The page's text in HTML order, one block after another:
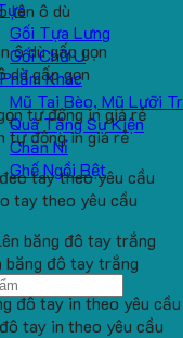
Gối Tựa Lưng
Gối Chữ U
Khác
Mũ Tai Bèo, Mũ Lưỡi
Quà Tặng Sự Kiện
Chăn Nỉ
Ghế Ngồi Bệt
lên ô dù
dù gấp gọn
tự động in giá rẻ
tay theo yêu cầu
băng đô tay trắng
tay in theo yêu cầu